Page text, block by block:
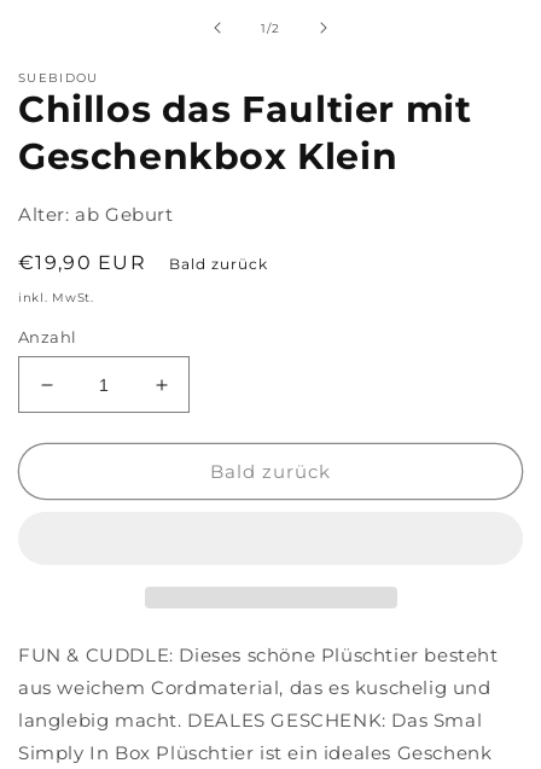
1/von
2
SUEBIDOU
Chillos das Faultier mit
Geschenkbox Klein
Alter: ab Geburt
Normaler
Preis
€19,90 EUR Bald zurück
inkl. MwSt.
Anzahl
Verringere
die
Menge
Chillos
Erhöhe
die
Menge
Chillos
Bald zurück
FUN & CUDDLE: Dieses schöne Plüschtier besteht
aus weichem Cordmaterial, das es kuschelig und
langlebig macht. DEALES GESCHENK: Das Smal
Simply In Box Plüschtier ist ein ideales Geschenk